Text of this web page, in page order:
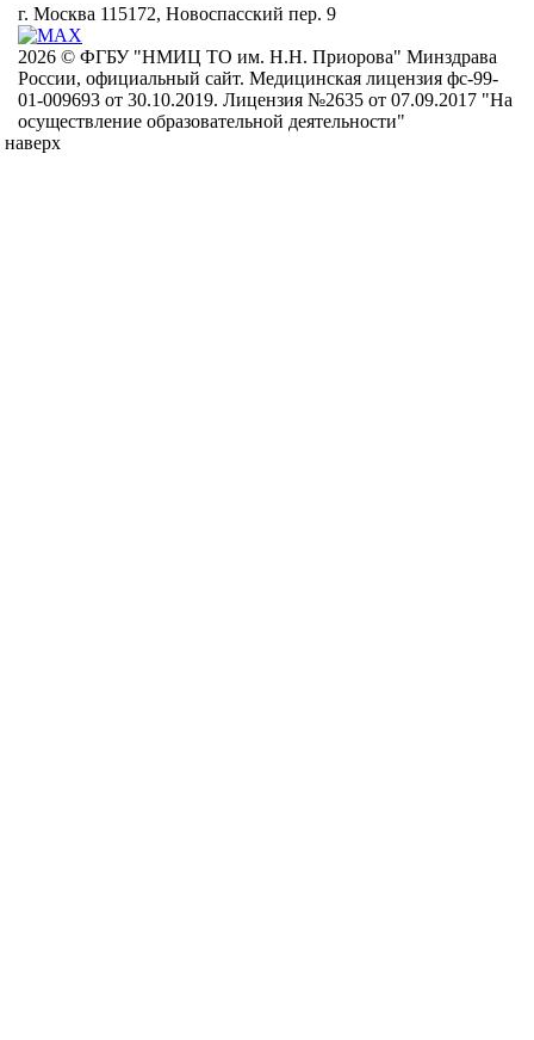
г. Москва 115172, Новоспасский пер. 9
2026 © ФГБУ "НМИЦ ТО им. Н.Н. Приорова" Минздрава
России, официальный сайт. Медицинская лицензия фс-99-
01-009693 от 30.10.2019. Лицензия №2635 от 07.09.2017 "На
осуществление образовательной деятельности"
наверх